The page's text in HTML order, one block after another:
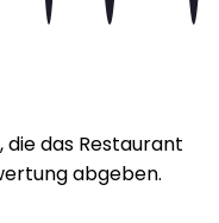
die das Restaurant
abgeben.